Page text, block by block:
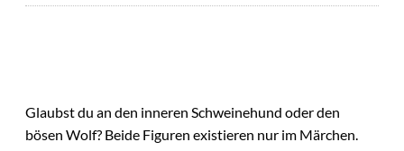
Glaubst du an den inneren Schweinehund oder den
bösen Wolf? Beide Figuren existieren nur im Märchen.